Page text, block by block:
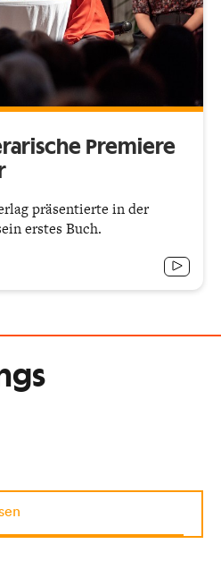
Premiere
präsentierte in der
erstes Buch.